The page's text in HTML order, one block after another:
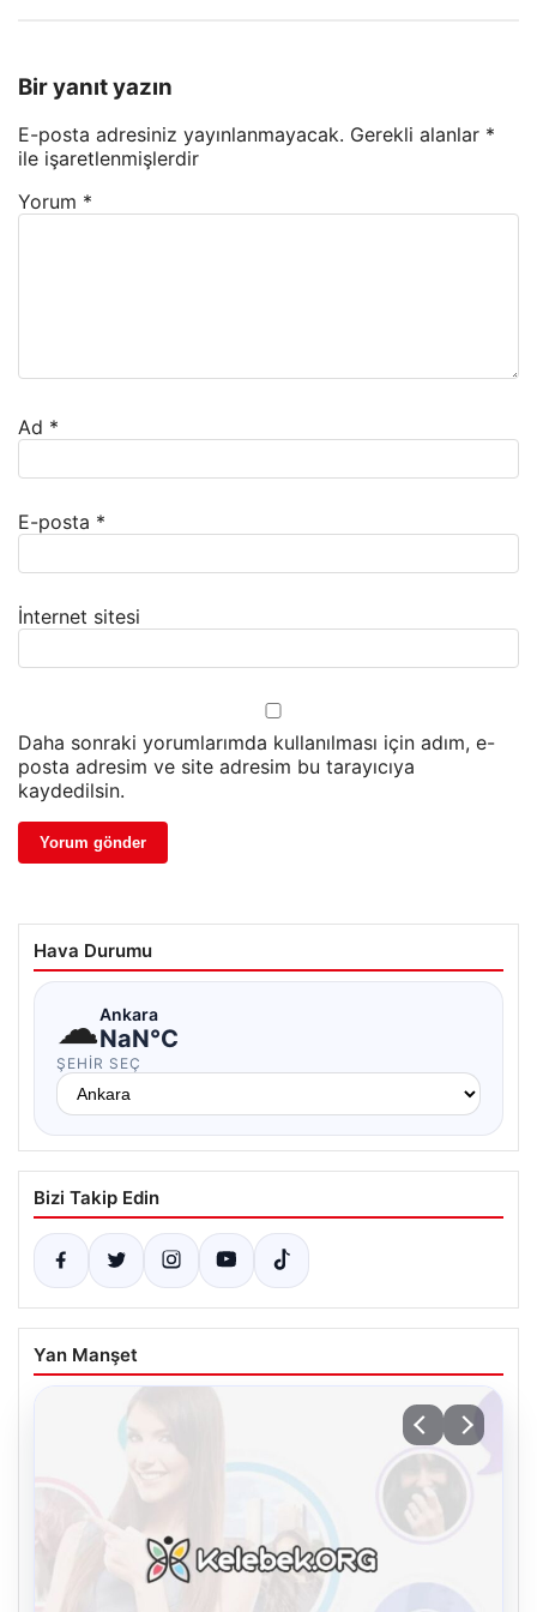
Bir yanıt yazın
E-posta adresiniz yayınlanmayacak. Gerekli alanlar *
ile işaretlenmişlerdir
Yorum *
Ad *
E-posta *
İnternet sitesi
Daha sonraki yorumlarımda kullanılması için adım, e-
posta adresim ve site adresim bu tarayıcıya
kaydedilsin.
Hava Durumu
☁Ankara
NaN°C
ŞEHIR SEÇ
Bizi Takip Edin
Yan Manşet